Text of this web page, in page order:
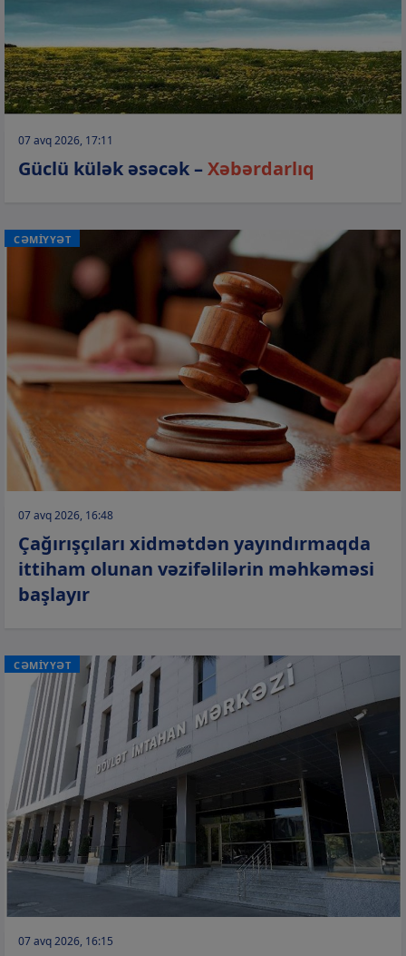
07 avq 2026, 17:11
Güclü külək əsəcək –Xəbərdarlıq
CƏMİYYƏT
07 avq 2026, 16:48
Çağırışçıları xidmətdən yayındırmaqda
ittiham olunan vəzifəlilərin məhkəməsi
başlayır
CƏMİYYƏT
07 avq 2026, 16:15